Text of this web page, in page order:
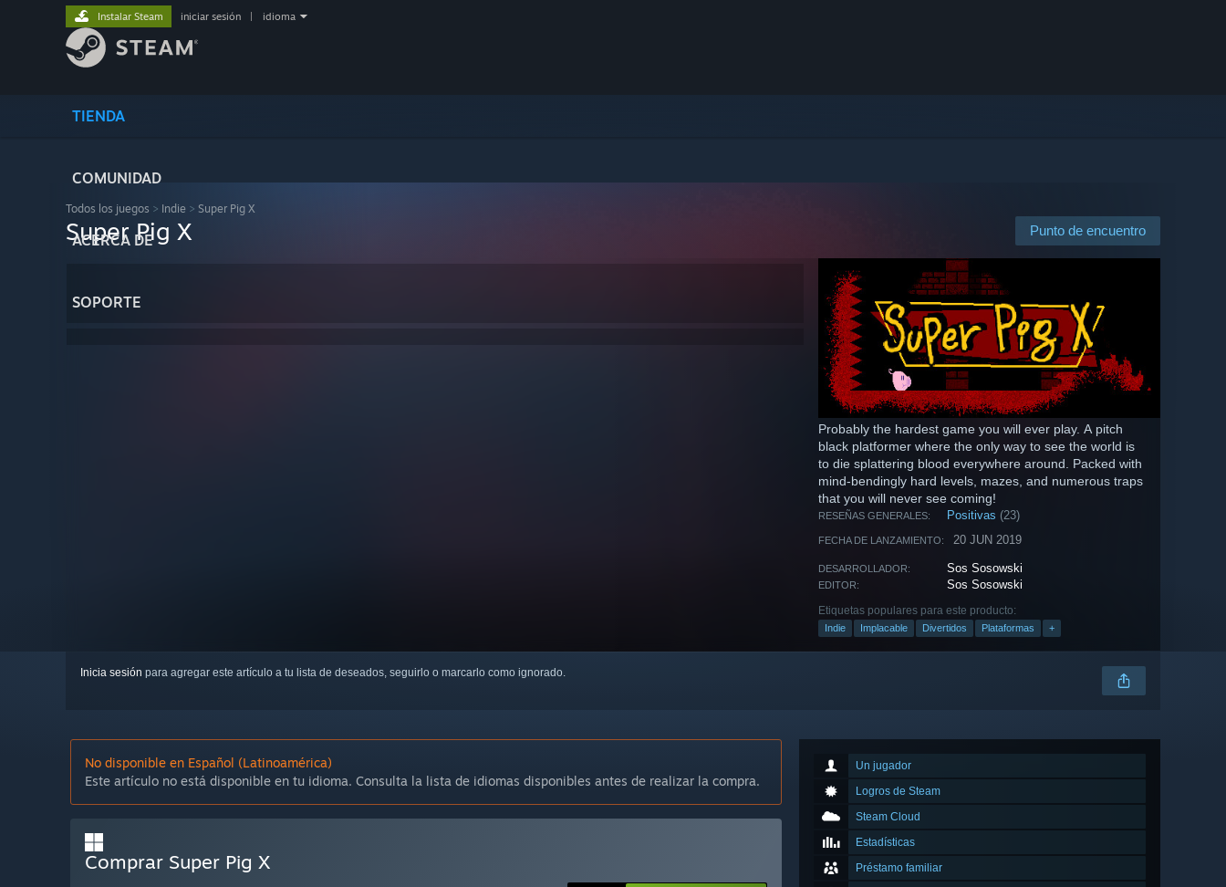
TIENDA
COMUNIDAD
ACERCA DE
SOPORTE
Instalar Steam iniciar sesión idioma
Todos los juegos > Indie > Super Pig X
Punto de encuentro
Super Pig X
Probably the hardest game you will ever play. A pitch
black platformer where the only way to see the world is
to die splattering blood everywhere around. Packed with
mind-bendingly hard levels, mazes, and numerous traps
that you will never see coming!
RESEÑAS GENERALES: Positivas (23)
FECHA DE LANZAMIENTO: 20 JUN 2019
DESARROLLADOR: Sos Sosowski
EDITOR: Sos Sosowski
Etiquetas populares para este producto:
Indie Implacable Divertidos Plataformas +
Inicia sesión para agregar este artículo a tu lista de deseados, seguirlo o marcarlo como ignorado.
Un jugador
Logros de Steam
Steam Cloud
Estadísticas
Préstamo familiar
No disponible en Español (Latinoamérica)
Este artículo no está disponible en tu idioma. Consulta la lista de idiomas disponibles antes de realizar la compra.
Comprar Super Pig X